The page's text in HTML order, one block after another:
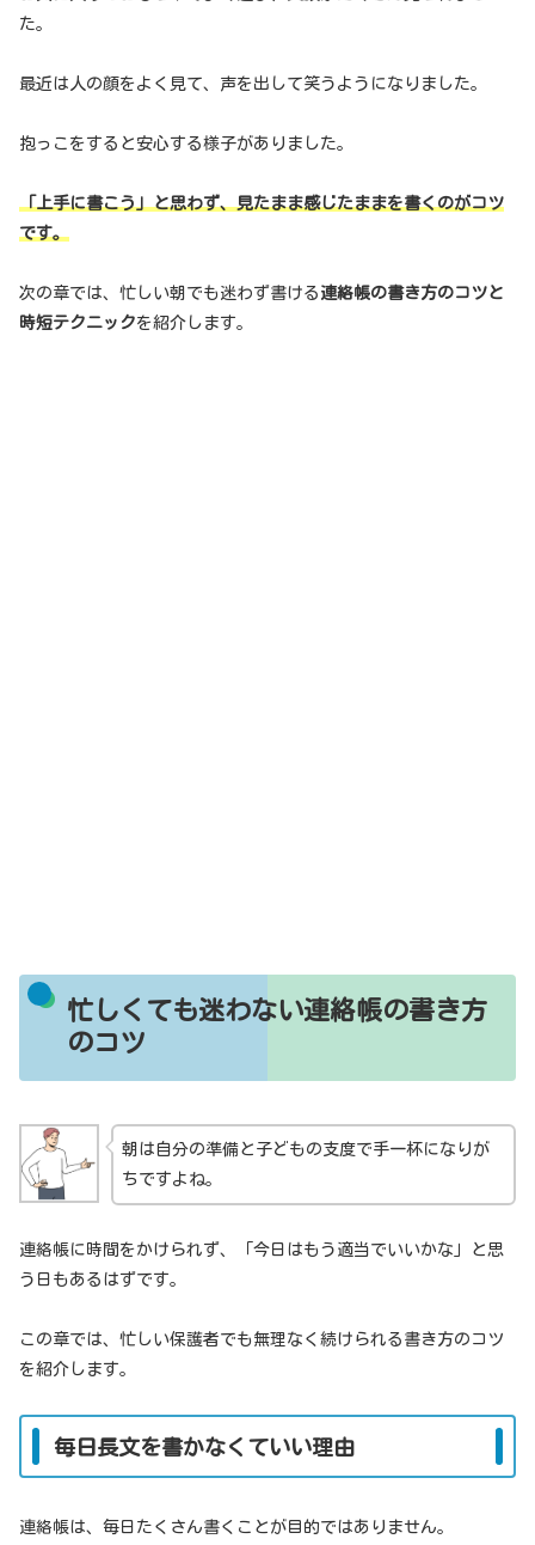
た。
最近は人の顔をよく見て、声を出して笑うようになりました。
抱っこをすると安心する様子がありました。
「上手に書こう」と思わず、見たまま感じたままを書くのがコツ
です。
次の章では、忙しい朝でも迷わず書ける 連絡帳の書き方のコツと
時短テクニックを紹介します。
忙しくても迷わない連絡帳の書き方
のコツ
朝は自分の準備と子どもの支度で手一杯になりが
ちですよね。
連絡帳に時間をかけられず、「今日はもう適当でいいかな」と思
う日もあるはずです。
この章では、忙しい保護者でも無理なく続けられる書き方のコツ
を紹介します。
毎日長文を書かなくていい理由
連絡帳は、毎日たくさん書くことが目的ではありません。